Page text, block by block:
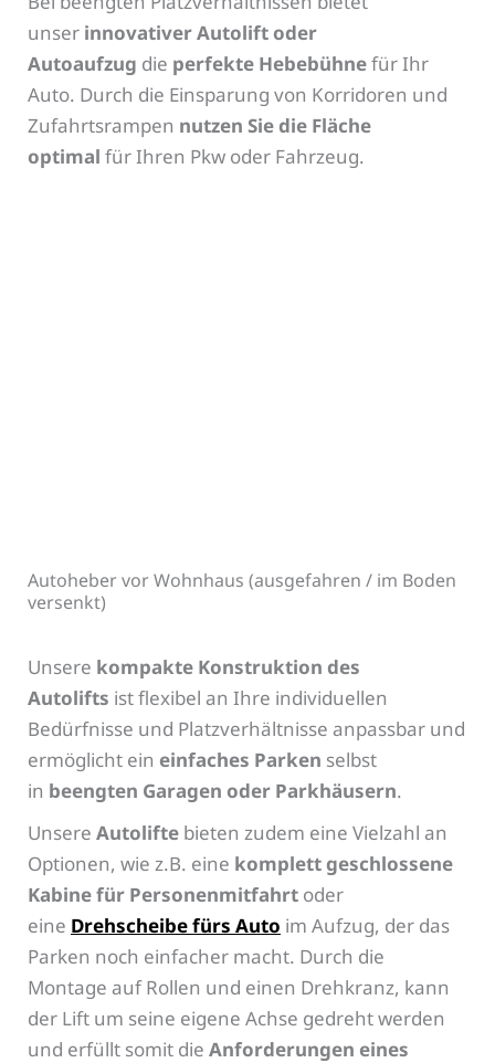
unser innovativer Autolift oder
Autoaufzug die perfekte Hebebühnefür Ihr
Auto. Durch die Einsparung von Korridoren und
Zufahrtsrampen nutzen Sie die Fläche
optimal für Ihren Pkw oder Fahrzeug.
Autoheber vor Wohnhaus (ausgefahren / im Boden
versenkt)
Unsere kompakte Konstruktion des
Autolifts ist flexibel an Ihre individuellen
Bedürfnisse und Platzverhältnisse anpassbar und
ermöglicht ein einfaches Parken selbst
in beengten Garagen oder Parkhäusern.
Unsere Autolifte bieten zudem eine Vielzahl an
Optionen, wie z.B. eine komplett geschlossene
Kabine für Personenmitfahrt oder
eine Drehscheibe fürs Auto im Aufzug, der das
Parken noch einfacher macht. Durch die
Montage auf Rollen und einen Drehkranz, kann
der Lift um seine eigene Achse gedreht werden
und erfüllt somit die Anforderungen eines